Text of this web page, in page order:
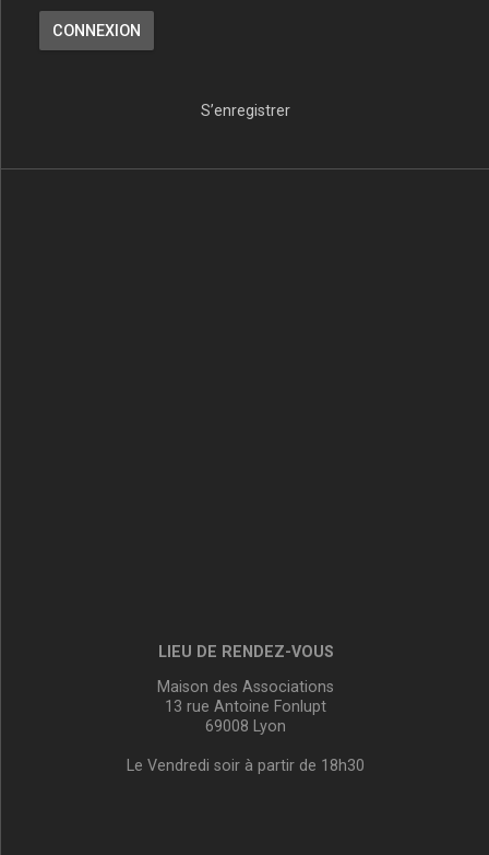
S’enregistrer
LIEU DE RENDEZ-VOUS
Maison des Associations
13 rue Antoine Fonlupt
69008 Lyon
Le Vendredi soir à partir de 18h30